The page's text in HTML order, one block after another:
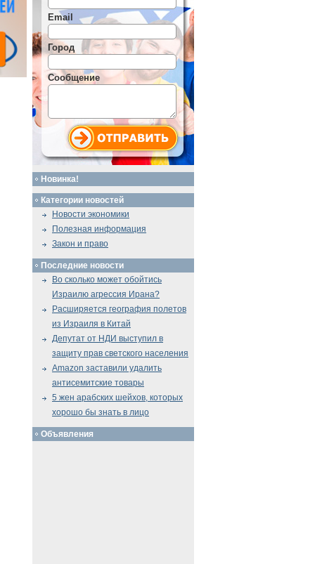
Email
Город
Сообщение
Новинка!
Категории новостей
Новости экономики
Полезная информация
Закон и право
Последние новости
Во сколько может обойтись
Израилю агрессия Ирана?
Расширяется география полетов
из Израиля в Китай
Депутат от НДИ выступил в
защиту прав светского населения
Amazon заставили удалить
антисемитские товары
5 жен арабских шейхов, которых
хорошо бы знать в лицо
Объявления